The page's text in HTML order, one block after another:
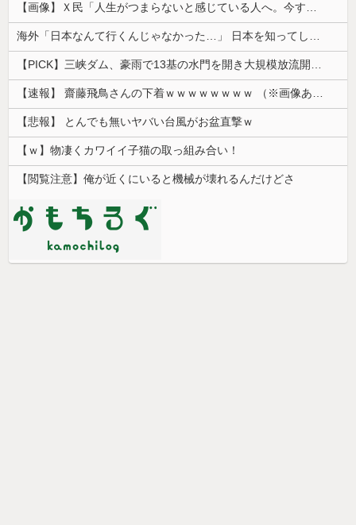
【画像】Ｘ民「人生がつまらないと感じている人へ。今すぐ『これ』をやってください。」6.9万いいね
海外「日本なんて行くんじゃなかった…」 日本を知ってしまったディズニー信者、帰国後『本家』に失望する事態に
【PICK】三峡ダム、豪雨で13基の水門を開き大規模放流開始か 下流の工場地帯に洪水流入で崩壊はじまる
【速報】 齋藤飛鳥さんの下着ｗｗｗｗｗｗｗｗ （※画像あり）
【悲報】 とんでも無いヤバい台風がお盆直撃ｗ
【ｗ】物凄くカワイイ子猫の取っ組み合い！
【閲覧注意】俺が近くにいると機械が壊れるんだけどさ